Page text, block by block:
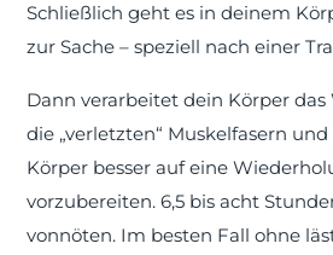
Schließlich geht es in deinem
zur Sache – speziell nach einer
Dann verarbeitet dein Körper
die „verletzten“ Muskelfasern
Körper besser auf eine
vorzubereiten. 6,5 bis acht
vonnöten. Im besten Fall ohne